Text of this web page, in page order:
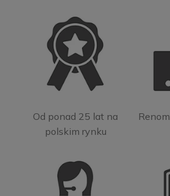
Od ponad 25 lat na
polskim rynku